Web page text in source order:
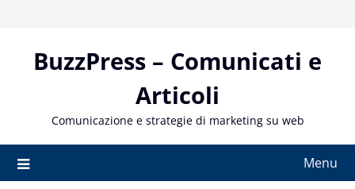
contentBuzzPress – Comunicati e
Articoli
Comunicazione e strategie di marketing su web
Menu